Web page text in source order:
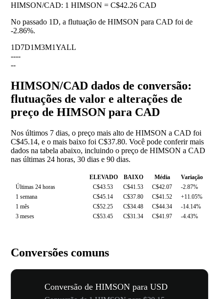
HIMSON/CAD: 1 HIMSON = C$42.26 CAD
No passado 1D, a flutuação de HIMSON para CAD foi de
-2.86%.
1D7D1M3M1YALL
----
--
HIMSON/CAD dados de conversão:
flutuações de valor e alterações de
preço de HIMSON para CAD
Nos últimos 7 dias, o preço mais alto de HIMSON a CAD foi
C$45.14, e o mais baixo foi C$37.80. Você pode conferir mais
dados na tabela abaixo, incluindo o preço de HIMSON a CAD
nas últimas 24 horas, 30 dias e 90 dias.
ELEVADO BAIXO Média
Variação
Últimas 24 horas
C$43.53 C$41.53 C$42.07
-2.87%
1 semana
C$45.14 C$37.80 C$41.52
+11.05%
1 mês
C$52.25 C$34.48 C$44.34
-14.14%
3 meses
C$53.45 C$31.34 C$41.97 -4.43%
Conversões comuns
Conversão de HIMSON para USD